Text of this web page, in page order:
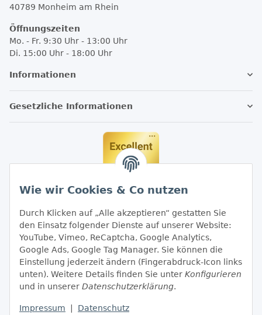
Wie wir Cookies & Co nutzen
Durch Klicken auf „Alle akzeptieren“ gestatten Sie
den Einsatz folgender Dienste auf unserer Website:
YouTube, Vimeo, ReCaptcha, Google Analytics,
Google Ads, Google Tag Manager. Sie können die
Einstellung jederzeit ändern (Fingerabdruck-Icon links
unten). Weitere Details finden Sie unter Konfigurieren
und in unserer Datenschutzerklärung.
Impressum Datenschutz
40789 Monheim am Rhein
Öffnungszeiten
Mo. - Fr. 9:30 Uhr - 13:00 Uhr
Di. 15:00 Uhr - 18:00 Uhr
Informationen
Gesetzliche Informationen